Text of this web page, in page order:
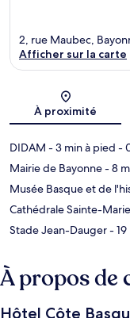
2, rue Maubec,
Afficher sur la carte
À proximité
DIDAM - 3 min à pied -
Mairie de Bayonne- 8
Musée Basque et de
Cathédrale Sainte-
Stade Jean-Dauger-
À propos de
Hôtel Côte